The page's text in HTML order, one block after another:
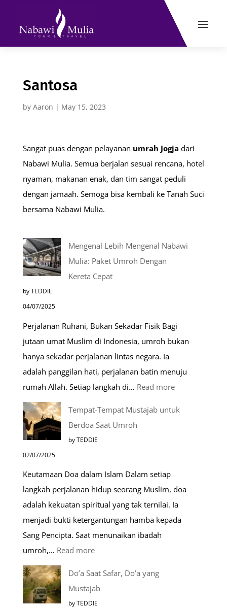
Santosa
by Aaron | May 15, 2023
Sangat puas dengan pelayanan umrah Jogja dari
Nabawi Mulia. Semua berjalan sesuai rencana, hotel
nyaman, makanan enak, dan tim sangat peduli
dengan jamaah. Semoga bisa kembali ke Tanah Suci
bersama Nabawi Mulia.
Mengenal Lebih Mengenal Nabawi
Mulia: Paket Umroh Dengan
Kereta Cepat
by TEDDIE
04/07/2025
Perjalanan Ruhani, Bukan Sekadar Fisik Bagi
jutaan umat Muslim di Indonesia, umroh bukan
hanya sekadar perjalanan lintas negara. Ia
adalah panggilan hati, perjalanan batin menuju
rumah Allah. Setiap langkah di… Read more:
Umroh
Dengan
Kereta
Tempat-Tempat Mustajab untuk
Berdoa Saat Umroh
by TEDDIE
02/07/2025
Keutamaan Doa dalam Islam Dalam setiap
langkah perjalanan hidup seorang Muslim, doa
adalah kekuatan spiritual yang tak ternilai. Ia
menjadi bukti ketergantungan hamba kepada
Sang Pencipta. Saat menunaikan ibadah
umroh,… Read more:
Do’a Saat Safar, Do’a yang
Mustajab
by TEDDIE